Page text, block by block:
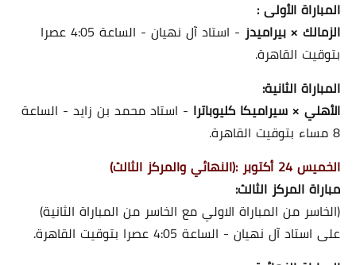
المباراة الأولى :
الزمالك × بيراميدز
- استاد آل نهيان - الساعة 4:05 عصرا
بتوقيت القاهرة.
المباراة الثانية:
الأهلي × سيراميكا كليوباترا - استاد محمد بن زايد - الساعة
8 مساء بتوقيت القاهرة.
الخميس 24 أكتوبر :(النهائي والمركز الثالث)
مباراة المركز الثالث:
(الخاسر من المباراة الاولي مع الخاسر من المباراة الثانية)
على استاد آل نهيان - الساعة 4:05 عصرا بتوقيت القاهرة.